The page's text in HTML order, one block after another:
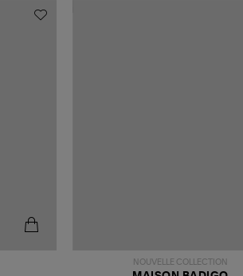
NOUVELLE COLLECTION